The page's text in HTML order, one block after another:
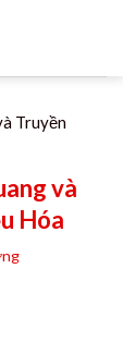
Truyền
và
Hóa